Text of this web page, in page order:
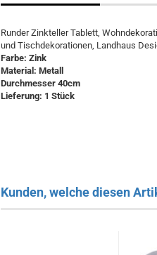
Runder Zinkteller Tablett,
und Tischdekorationen, Landhaus
Farbe: Zink
Material: ​Metall
Durchmesser 40cm
Lieferung: ​1 Stück
Kunden, welche diesen